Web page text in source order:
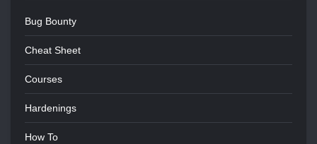
Bug Bounty
Cheat Sheet
Courses
Hardenings
How To